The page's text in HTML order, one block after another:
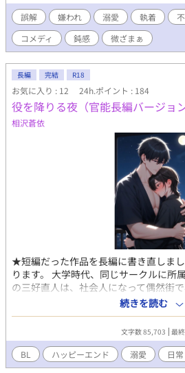
て公爵に売り渡す」と脅されて、僕の上
んな時までわがままを言うのか！」と
で足手まといのお前の面倒を見てやっ
手、魔物退治も鈍い、素材の回収でも
前一人のために、俺たちがどれだけ迷
る！！」 そんな風に怒鳴られて、何も
が行きます」と返事をした。 だけど
爵様には、まるで期待なんてしていない
う。 「貴様のことは引き取ったが、貴
ない。途中で壊れて使えなくなれば
たく言われてショックだったけど、期
いが、僕のやることは決まっている。
果たす。それが終わったら自由になっ
仕えするのは、公爵様がご所望の素材
でしたら、その素材が集まれば僕は用
僕がそれを全て集めることができたら
すか？」 「分かった」 「約束ですよ
たら何をしようか……そんなことを考え
る！ そう決意して、公爵様の領地に
近、公爵様の様子がおかしいし、僕を
こいとうるさい。 一体、どうなって
ら……僕は自由になるんだからな！！
誤解 嫌われ 溺愛 執着
コメディ
鈍感 微ざまぁ
長編 完結 R18
お気に入り : 12 24h.ポイント : 184
役を降りる夜（官能長編バージョン
相沢蒼依
★短編だった作品を長編に書き直しま
ります。 大学時代、同じサークルに所
の三好直人は、社会人になって偶然街
み、勢いのまま一夜を共にした翌朝、
きるまでの恋人でいてほしい」と。 結
められ、お見合いを控えている高瀬。
で「身代わり恋人」の役を引き受ける
終わるときは引き止めない。 そう約束
中で、二人の距離は少しずつ曖昧にな
続きを読む
文字数 85,703 最
BL ハッピーエンド 溺愛 日常